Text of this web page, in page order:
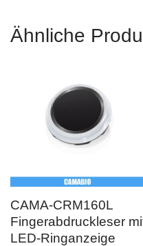
Ähnliche
CAMA-CRM160L
Fingerabdruckleser
LED-Ringanzeige